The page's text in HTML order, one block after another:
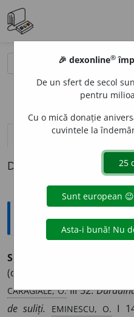
definiții (1) pronunțievolume_up
Definiția cu ID-ul
Explicative DEX
SOS
(după un drum lung).
CARAGIALE, O.III 52.
de suliți. EMINESCU, O. I
🎉 dexonline®
De un sfert de secol
pentru
Cu o mică donație
cuvintele la